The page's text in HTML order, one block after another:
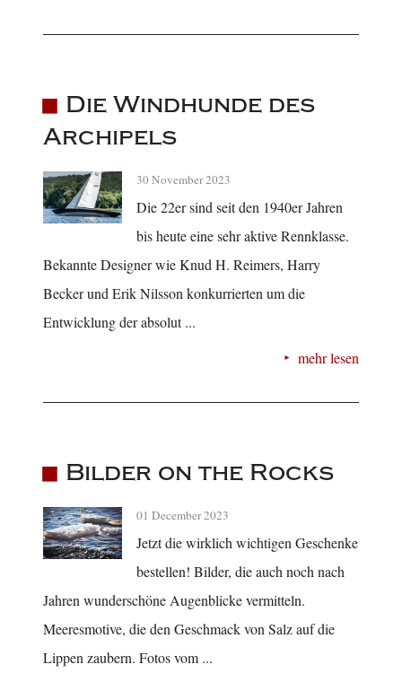
Die Windhunde des
Archipels
30 November 2023
Die 22er sind seit den 1940er Jahren
bis heute eine sehr aktive Rennklasse.
Bekannte Designer wie Knud H. Reimers, Harry
Becker und Erik Nilsson konkurrierten um die
Entwicklung der absolut ...
mehr lesen
Bilder on the Rocks
01 December 2023
Jetzt die wirklich wichtigen Geschenke
bestellen! Bilder, die auch noch nach
Jahren wunderschöne Augenblicke vermitteln.
Meeresmotive, die den Geschmack von Salz auf die
Lippen zaubern. Fotos vom ...